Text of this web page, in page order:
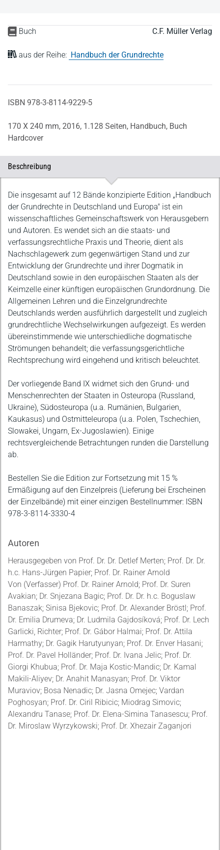
Buch C.F. Müller Verlag
aus der Reihe: Handbuch der Grundrechte
ISBN 978-3-8114-9229-5
170 X 240 mm, 2016, 1.128 Seiten, Handbuch, Buch
Hardcover
Beschreibung
Beschreibung
Die insgesamt auf 12 Bände konzipierte Edition „Handbuch
der Grundrechte in Deutschland und Europa" ist ein
wissenschaftliches Gemeinschaftswerk von Herausgebern
und Autoren. Es wendet sich an die staats- und
verfassungsrechtliche Praxis und Theorie, dient als
Nachschlagewerk zum gegenwärtigen Stand und zur
Entwicklung der Grundrechte und ihrer Dogmatik in
Deutschland sowie in den europäischen Staaten als der
Keimzelle einer künftigen europäischen Grundordnung. Die
Allgemeinen Lehren und die Einzelgrundrechte
Deutschlands werden ausführlich dargestellt und zugleich
grundrechtliche Wechselwirkungen aufgezeigt. Es werden
übereinstimmende wie unterschiedliche dogmatische
Strömungen behandelt; die verfassungsgerichtliche
Rechtsprechung wird eingehend und kritisch beleuchtet.
Der vorliegende Band IX widmet sich den Grund- und
Menschenrechten der Staaten in Osteuropa (Russland,
Ukraine), Südosteuropa (u.a. Rumänien, Bulgarien,
Kaukasus) und Ostmitteleuropa (u.a. Polen, Tschechien,
Slowakei, Ungarn, Ex-Jugoslawien). Einige
rechtsvergleichende Betrachtungen runden die Darstellung
ab.
Bestellen Sie die Edition zur Fortsetzung mit 15 %
Ermäßigung auf den Einzelpreis (Lieferung bei Erscheinen
der Einzelbände) mit einer einzigen Bestellnummer: ISBN
978-3-8114-3330-4
Autoren
Herausgegeben von Prof. Dr. Dr. Detlef Merten; Prof. Dr. Dr.
h.c. Hans-Jürgen Papier; Prof. Dr. Rainer Arnold
Von (Verfasser) Prof. Dr. Rainer Arnold; Prof. Dr. Suren
Avakian; Dr. Snjezana Bagic; Prof. Dr. Dr. h.c. Boguslaw
Banaszak; Sinisa Bjekovic; Prof. Dr. Alexander Bröstl; Prof.
Dr. Emilia Drumeva; Dr. Ludmila Gajdosíková; Prof. Dr. Lech
Garlicki, Richter; Prof. Dr. Gábor Halmai; Prof. Dr. Attila
Harmathy; Dr. Gagik Harutyunyan; Prof. Dr. Enver Hasani;
Prof. Dr. Pavel Holländer; Prof. Dr. Ivana Jelic; Prof. Dr.
Giorgi Khubua; Prof. Dr. Maja Kostic-Mandic; Dr. Kamal
Makili-Aliyev; Dr. Anahit Manasyan; Prof. Dr. Viktor
Muraviov; Bosa Nenadic; Dr. Jasna Omejec; Vardan
Poghosyan; Prof. Dr. Ciril Ribicic; Miodrag Simovic;
Alexandru Tanase; Prof. Dr. Elena-Simina Tanasescu; Prof.
Dr. Miroslaw Wyrzykowski; Prof. Dr. Xhezair Zaganjori